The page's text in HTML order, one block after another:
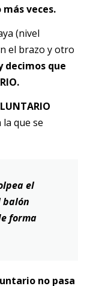
veces.
(nivel
el brazo y otro
decimos que
que se
el
balón
forma
no pasa